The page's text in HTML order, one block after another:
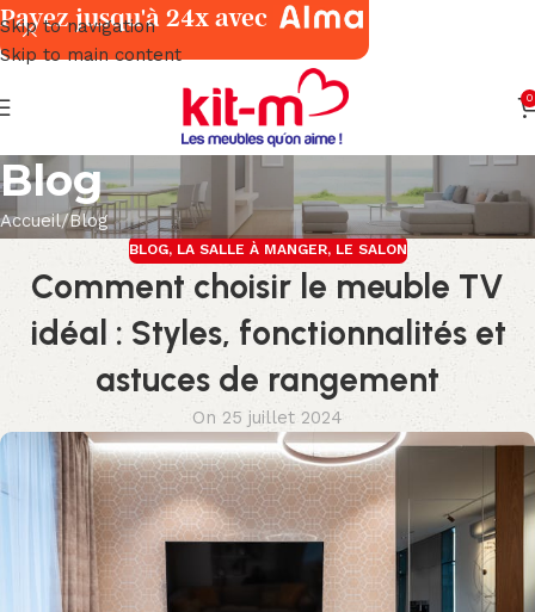
Skip to navigation
Skip to main content
0
Blog
Accueil Blog
BLOG, LA SALLE À MANGER, LE SALON
Comment choisir le meuble TV
idéal : Styles, fonctionnalités et
astuces de rangement
On 25 juillet 2024
Payez jusqu'à 24x avec